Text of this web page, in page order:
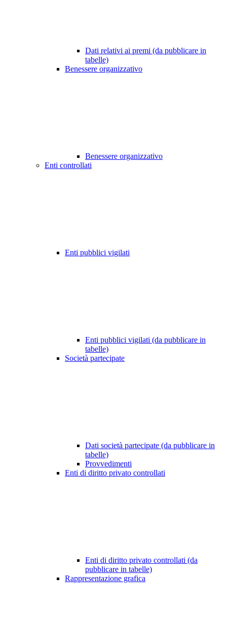
Dati relativi ai premi (da pubblicare in
tabelle)
Benessere organizzativo
Benessere organizzativo
Enti controllati
Enti pubblici vigilati
Enti pubblici vigilati (da pubblicare in
tabelle)
Società partecipate
Dati società partecipate (da pubblicare in
tabelle)
Provvedimenti
Enti di diritto privato controllati
Enti di diritto privato controllati (da
pubblicare in tabelle)
Rappresentazione grafica